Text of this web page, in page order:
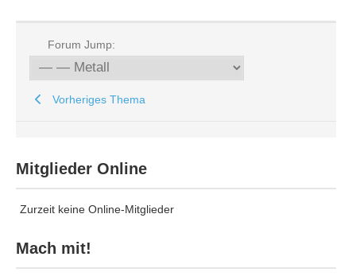
Forum Jump:
Vorheriges Thema
Mitglieder Online
Zurzeit keine Online-Mitglieder
Mach mit!